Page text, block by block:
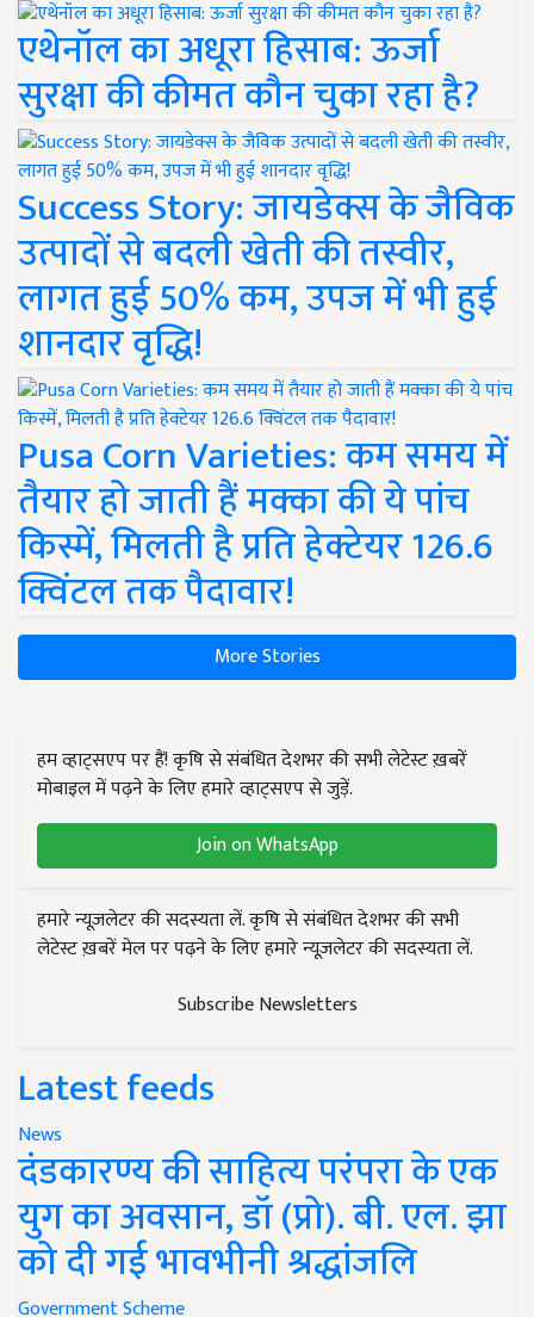
एथेनॉल का अधूरा हिसाब: ऊर्जा
सुरक्षा की कीमत कौन चुका रहा है?
Success Story: जायडेक्स के जैविक
उत्पादों से बदली खेती की तस्वीर,
लागत हुई 50% कम, उपज में भी हुई
शानदार वृद्धि!
Pusa Corn Varieties: कम समय में
तैयार हो जाती हैं मक्का की ये पांच
किस्में, मिलती है प्रति हेक्टेयर 126.6
क्विंटल तक पैदावार!
More Stories
हम व्हाट्सएप पर हैं! कृषि से संबंधित देशभर की सभी लेटेस्ट ख़बरें
मोबाइल में पढ़ने के लिए हमारे व्हाट्सएप से जुड़ें.
Join on WhatsApp
हमारे न्यूज़लेटर की सदस्यता लें. कृषि से संबंधित देशभर की सभी
लेटेस्ट ख़बरें मेल पर पढ़ने के लिए हमारे न्यूज़लेटर की सदस्यता लें.
Subscribe Newsletters
Latest feeds
News
दंडकारण्य की साहित्य परंपरा के एक
युग का अवसान, डॉ (प्रो). बी. एल. झा
को दी गई भावभीनी श्रद्धांजलि
Government Scheme